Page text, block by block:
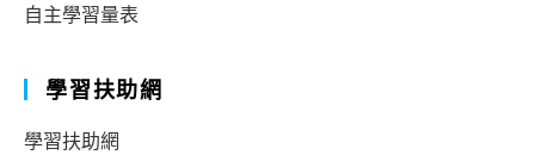
自主學習量表
學習扶助網
學習扶助網